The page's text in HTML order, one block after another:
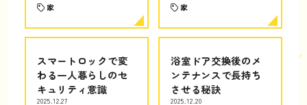
家 家
スマートロックで変
わる一人暮らしのセ
キュリティ意識
2025.12.27
浴室ドア交換後のメ
ンテナンスで長持ち
させる秘訣
2025.12.20